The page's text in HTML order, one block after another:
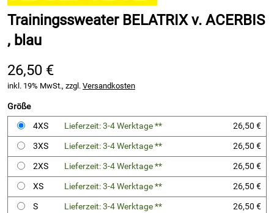
Trainingssweater BELATRIX v. ACERBIS
, blau
26,50 €
inkl. 19% MwSt., zzgl. Versandkosten
Größe
4XS
Lieferzeit: 3-4 Werktage **
26,50 €
3XS
Lieferzeit: 3-4 Werktage **
26,50 €
2XS
Lieferzeit: 3-4 Werktage **
26,50 €
XS
Lieferzeit: 3-4 Werktage **
26,50 €
S
Lieferzeit: 3-4 Werktage **
26,50 €